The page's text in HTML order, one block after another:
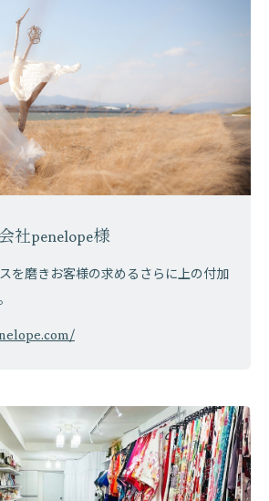
社penelope様
を磨きお客様の求めるさらに上の付加